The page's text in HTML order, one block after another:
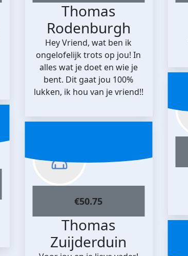
Thomas
Rodenburgh
Hey Vriend, wat ben ik
ongelofelijk trots op jou! In
alles wat je doet en wie je
bent. Dit gaat jou 100%
lukken, ik hou van je vriend!!
€50.75
Thomas
Zuijderduin